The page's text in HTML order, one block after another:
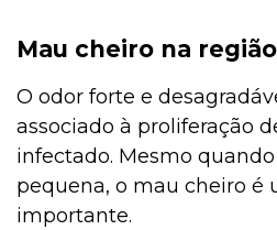
Mau cheiro na
O odor forte e
associado à proliferação
infectado. Mesmo
pequena, o mau cheiro é
importante.